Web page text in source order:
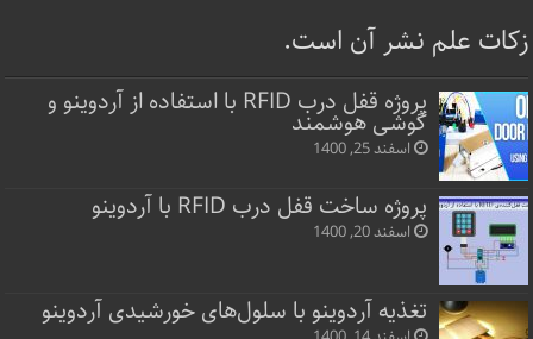
زکات علم نشر آن است.
پروژه قفل‌ درب RFID با استفاده از آردوینو و
گوشی هوشمند
اسفند 25, 1400
پروژه ساخت قفل‌ درب RFID با آردوینو
اسفند 20, 1400
تغذیه آردوینو با سلول‌های خورشیدی آردوینو